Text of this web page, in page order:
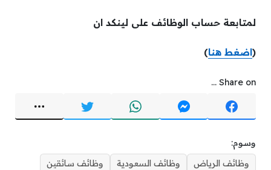
لمتابعة حساب الوظائف على لينكد ان
(اضغط هنا)
Share on ...
وسوم:
وظائف الرياض
وظائف السعودية
وظائف سائقين